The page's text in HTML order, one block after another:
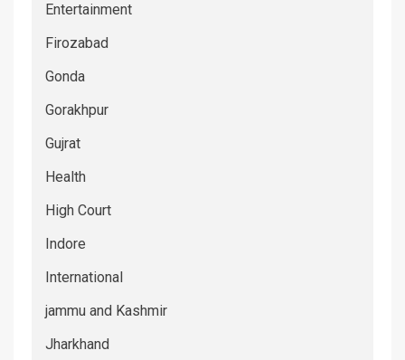
Entertainment
Firozabad
Gonda
Gorakhpur
Gujrat
Health
High Court
Indore
International
jammu and Kashmir
Jharkhand